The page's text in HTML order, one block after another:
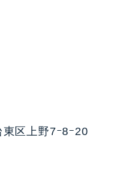
区上野7ｰ8ｰ20